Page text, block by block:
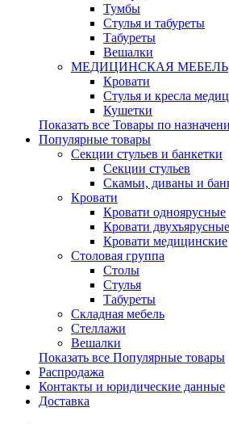
Тумбы
Стулья и табуреты
Табуреты
Вешалки
МЕДИЦИНСКАЯ МЕБЕЛЬ
Кровати
Стулья и кресла
Кушетки
Показать все Товары по
Популярные товары
Секции стульев и банкетки
Секции стульев
Скамьи, диваны и
Кровати
Кровати одноярусные
Кровати двухъярусные
Кровати медицинские
Столовая группа
Столы
Стулья
Табуреты
Складная мебель
Стеллажи
Вешалки
Показать все Популярные товары
Распродажа
Контакты и юридические данные
Доставка